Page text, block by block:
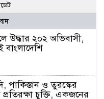
উদ্ধার ২০২ অভিবাসী,
বাংলাদেশি
পাকিস্তান ও তুরস্কের
চুক্তি, একজনের